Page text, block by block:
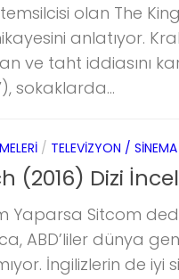
olan The
anlatıyor.
ve taht iddiasını
sokaklarda...
/ TELEVIZYON / SINEMA
(2016) Dizi
Yaparsa Sitcom
ABD’liler dünya
İngilizlerin de iyi